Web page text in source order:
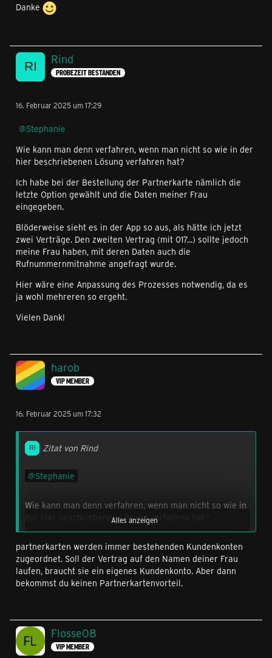
Danke
Rind
PROBEZEIT BESTANDEN
16. Februar 2025 um 17:29
Stephanie
Wie kann man denn verfahren, wenn man nicht so wie in der
hier beschriebenen Lösung verfahren hat?
Ich habe bei der Bestellung der Partnerkarte nämlich die
letzte Option gewählt und die Daten meiner Frau
eingegeben.
Blöderweise sieht es in der App so aus, als hätte ich jetzt
zwei Verträge. Den zweiten Vertrag (mit 017...) sollte jedoch
meine Frau haben, mit deren Daten auch die
Rufnummernmitnahme angefragt wurde.
Hier wäre eine Anpassung des Prozesses notwendig, da es
ja wohl mehreren so ergeht.
Vielen Dank!
harob
VIP MEMBER
16. Februar 2025 um 17:32
Zitat von Rind
Stephanie
Wie kann man denn verfahren, wenn man nicht so wie in
der hier beschriebenen Lösung verfahren hat?
Ich habe bei der Bestellung der Partnerkarte nämlich
die letzte Option gewählt und die Daten meiner Frau
eingegeben.
jedoch meine Frau haben, mit deren Daten auch die
Rufnummernmitnahme angefragt wurde.
Alles anzeigen
partnerkarten werden immer bestehenden Kundenkonten
zugeordnet. Soll der Vertrag auf den Namen deiner Frau
laufen, braucht sie ein eigenes Kundenkonto. Aber dann
bekommst du keinen Partnerkartenvorteil.
Flosse08
VIP MEMBER